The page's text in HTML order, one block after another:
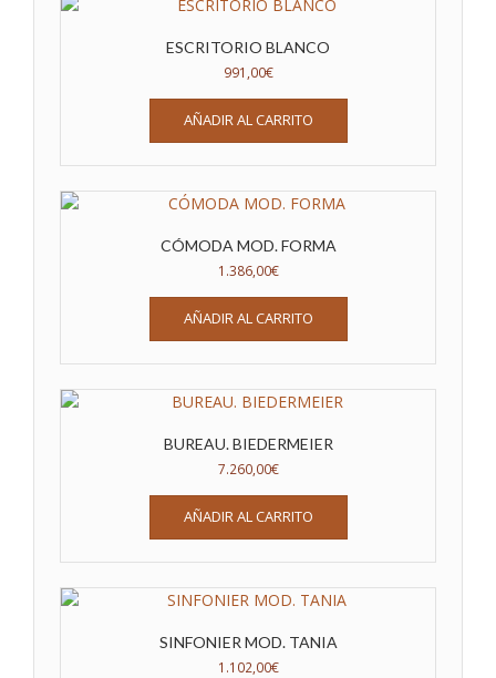
ESCRITORIO BLANCO
991,00€
AÑADIR AL CARRITO
CÓMODA MOD. FORMA
1.386,00€
AÑADIR AL CARRITO
BUREAU. BIEDERMEIER
7.260,00€
AÑADIR AL CARRITO
SINFONIER MOD. TANIA
1.102,00€